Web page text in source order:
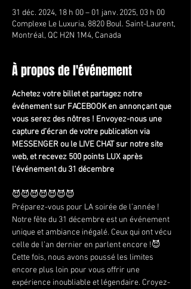
31 déc. 2024, 18 h 00 – 01 janv. 2025, 03 h 00
Complexe Le Luxuria, 8820 Boul. Saint-Laurent,
Montréal, QC H2N 1M4, Canada
À propos de l'événement
Achetez votre billet et partagez notre
événement sur FACEBOOK en annonçant que
vous serez des nôtres ! Envoyez-nous une
capture d’écran de votre publication via
MESSENGER ou le LIVE CHAT sur notre site
web, et recevez 500 points LUX après
l'événement du 31 décembre
😈😈😈😈😈😈😈
Préparez-vous pour LA soirée de l’année !
Notre fête du 31 décembre est un événement
unique et ambiance inégalé. Ceux qui ont vécu
celle de l’an dernier en parlent encore !😈
Cette fois, nous avons poussé les limites
encore plus loin pour vous offrir une
expérience inoubliable et légendaire. Croyez-